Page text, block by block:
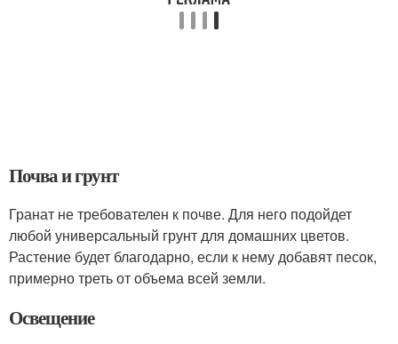
Почва и грунт
Гранат не требователен к почве. Для него подойдет
любой универсальный грунт для домашних цветов.
Растение будет благодарно, если к нему добавят песок,
примерно треть от объема всей земли.
Освещение